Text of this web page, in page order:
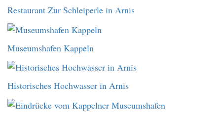
Restaurant Zur Schleiperle in Arnis
Museumshafen Kappeln
Historisches Hochwasser in Arnis